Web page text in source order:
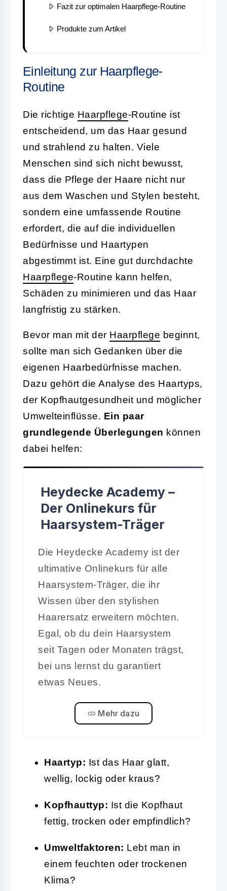
Fazit zur optimalen Haarpflege-Routine
Produkte zum Artikel
Einleitung zur Haarpflege-
Routine
Die richtige Haarpflege-Routine ist
entscheidend, um das Haar gesund
und strahlend zu halten. Viele
Menschen sind sich nicht bewusst,
dass die Pflege der Haare nicht nur
aus dem Waschen und Stylen besteht,
sondern eine umfassende Routine
erfordert, die auf die individuellen
Bedürfnisse und Haartypen
abgestimmt ist. Eine gut durchdachte
Haarpflege-Routine kann helfen,
Schäden zu minimieren und das Haar
langfristig zu stärken.
Bevor man mit der Haarpflege beginnt,
sollte man sich Gedanken über die
eigenen Haarbedürfnisse machen.
Dazu gehört die Analyse des Haartyps,
der Kopfhautgesundheit und möglicher
Umwelteinflüsse. Ein paar
grundlegende Überlegungen können
dabei helfen:
Heydecke Academy –
Der Onlinekurs für
Haarsystem-Träger
Die Heydecke Academy ist der
ultimative Onlinekurs für alle
Haarsystem-Träger, die ihr
Wissen über den stylishen
Haarersatz erweitern möchten.
Egal, ob du dein Haarsystem
seit Tagen oder Monaten trägst,
bei uns lernst du garantiert
etwas Neues.
Mehr dazu
Haartyp: Ist das Haar glatt,
wellig, lockig oder kraus?
Kopfhauttyp: Ist die Kopfhaut
fettig, trocken oder empfindlich?
Umweltfaktoren: Lebt man in
einem feuchten oder trockenen
Klima?